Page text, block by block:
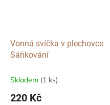
Vonná svíčka v plechovce
Sáňkování
Skladem (1 ks)
220 Kč